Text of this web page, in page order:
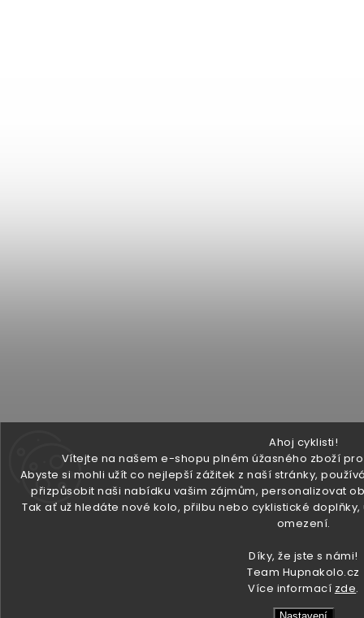
Ahoj cyklisti!
Vítejte na našem e-shopu plném úžasného zboží
Abyste si mohli užít co nejlepší zážitek z naší stránky,
přizpůsobit naši nabídku vašim zájmům, personalizovat
Tak ať už hledáte nové kolo, přilbu nebo cyklistické
omezení.
Díky, že jste s námi!
Team Hupnakolo.cz
Více informací zde.